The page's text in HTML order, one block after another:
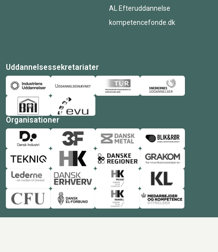
AL Efteruddannelse
kompetencefonde.dk
Uddannelsessekretariater
Organisationer